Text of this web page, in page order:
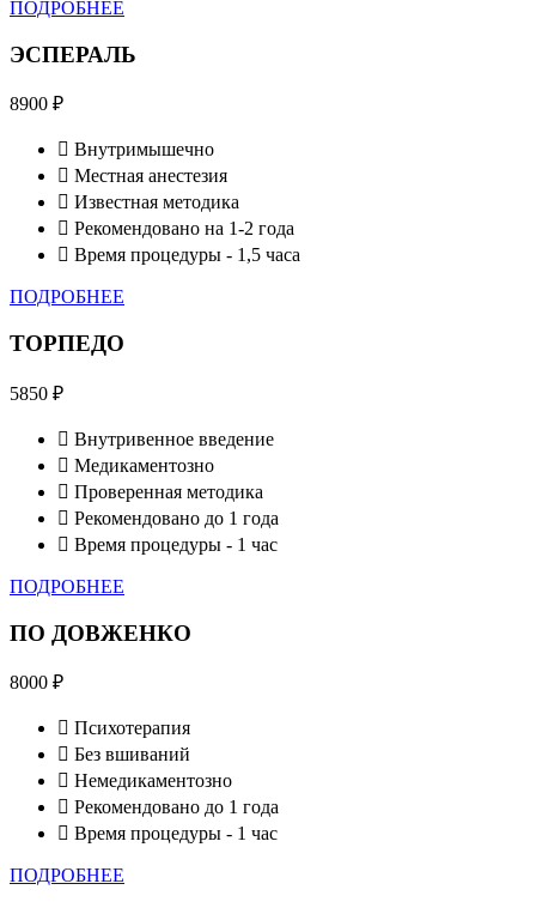
ПОДРОБНЕЕ
ЭСПЕРАЛЬ
8900 ₽
Внутримышечно
Местная анестезия
Известная методика
Рекомендовано на 1-2 года
Время процедуры - 1,5 часа
ПОДРОБНЕЕ
ТОРПЕДО
5850 ₽
Внутривенное введение
Медикаментозно
Проверенная методика
Рекомендовано до 1 года
Время процедуры - 1 час
ПОДРОБНЕЕ
ПО ДОВЖЕНКО
8000 ₽
Психотерапия
Без вшиваний
Немедикаментозно
Рекомендовано до 1 года
Время процедуры - 1 час
ПОДРОБНЕЕ